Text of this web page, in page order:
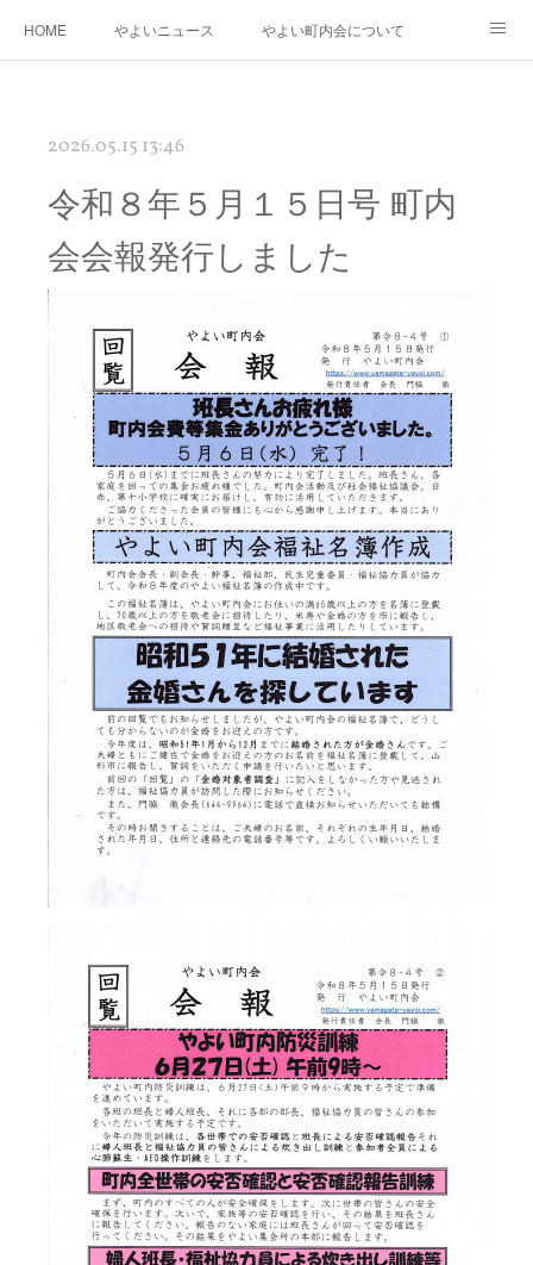
HOME やよいニュース やよい町内会について
桃の花さく やよい再生プロジェクト
やよいギャラリー リンク
2026.05.15 13:46
令和８年５月１５日号 町内
会会報発行しました